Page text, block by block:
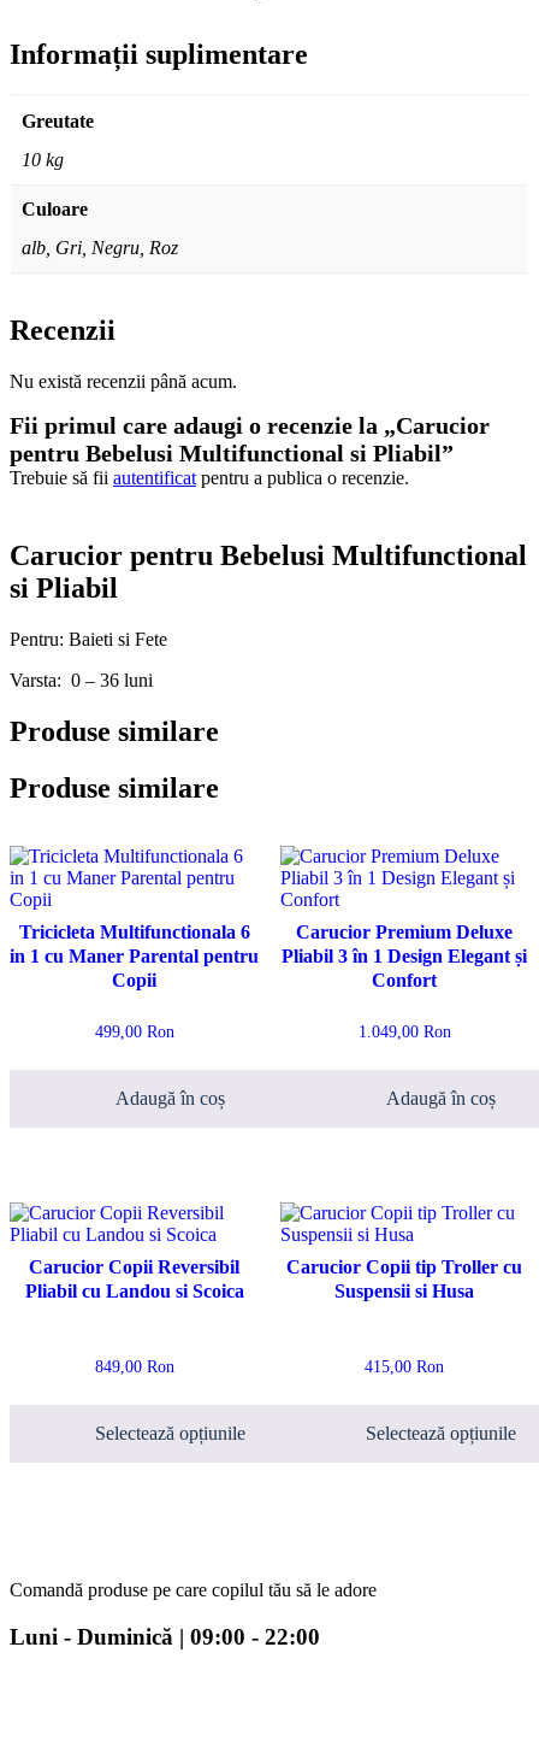
Informații suplimentare
Greutate
10 kg
Culoare
alb, Gri, Negru, Roz
Recenzii
Nu există recenzii până acum.
Fii primul care adaugi o recenzie la „Carucior
pentru Bebelusi Multifunctional si Pliabil”
Trebuie să fii autentificat pentru a publica o recenzie.
Carucior pentru Bebelusi Multifunctional
si Pliabil
Pentru: Baieti si Fete
Varsta: 0 – 36 luni
Produse similare
Produse similare
Tricicleta Multifunctionala 6
in 1 cu Maner Parental pentru
Copii
499,00 Ron
Adaugă în coș
Carucior Premium Deluxe
Pliabil 3 în 1 Design Elegant și
Confort
1.049,00 Ron
Adaugă în coș
Carucior Copii Reversibil
Pliabil cu Landou si Scoica
849,00 Ron
Selectează opțiunile
variații.
Opțiunile
fi
Carucior Copii tip Troller cu
Suspensii si Husa
415,00Ron
Selectează opțiunile
variații.
Opțiunile
fi
Comandă produse pe care copilul tău să le adore
Luni - Duminică | 09:00 - 22:00